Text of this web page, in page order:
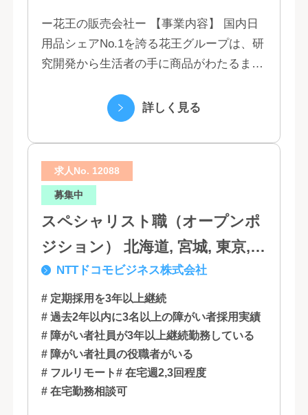
ー花王の販売会社ー 【事業内容】 国内日
用品シェアNo.1を誇る花王グループは、研
究開発から生活者の手に商品がわたるまで
で、情報のスピード、質、量ともに他社に
詳しく見る
求人No. 12088
募集中
スペシャリスト職（オープンポ
ジション） 北海道, 宮城, 東京,
石川, 愛知, 大阪, 広島, 香川, 福岡
NTTドコモビジネス株式会社
# 定期採用を3年以上継続
# 過去2年以内に3名以上の障がい者採用実績
# 障がい者社員が3年以上継続勤務している
# 障がい者社員の役職者がいる
# フルリモート# 在宅週2,3回程度
# 在宅勤務相談可